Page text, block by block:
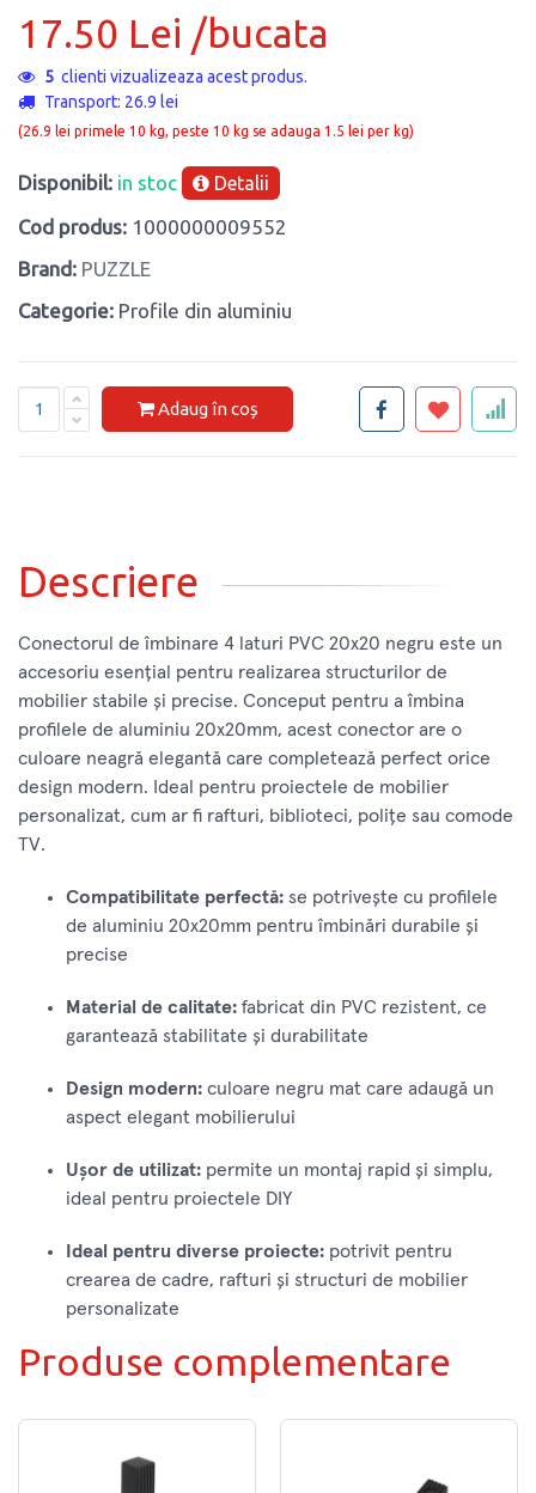
17.50 Lei /bucata
5 clienti vizualizeaza acest produs.
Transport: 26.9 lei
(26.9 lei primele 10 kg, peste 10 kg se adauga 1.5 lei per kg)
Disponibil: in stoc Detalii
Cod produs: 1000000009552
Brand: PUZZLE
Categorie: Profile din aluminiu
Adaug în coș
Descriere
Conectorul de îmbinare 4 laturi PVC 20x20 negru este un
accesoriu esențial pentru realizarea structurilor de
mobilier stabile și precise. Conceput pentru a îmbina
profilele de aluminiu 20x20mm, acest conector are o
culoare neagră elegantă care completează perfect orice
design modern. Ideal pentru proiectele de mobilier
personalizat, cum ar fi rafturi, biblioteci, polițe sau comode
TV.
Compatibilitate perfectă: se potrivește cu profilele
de aluminiu 20x20mm pentru îmbinări durabile și
precise
Material de calitate: fabricat din PVC rezistent, ce
garantează stabilitate și durabilitate
Design modern: culoare negru mat care adaugă un
aspect elegant mobilierului
Ușor de utilizat: permite un montaj rapid și simplu,
ideal pentru proiectele DIY
Ideal pentru diverse proiecte: potrivit pentru
crearea de cadre, rafturi și structuri de mobilier
personalizate
Produse complementare